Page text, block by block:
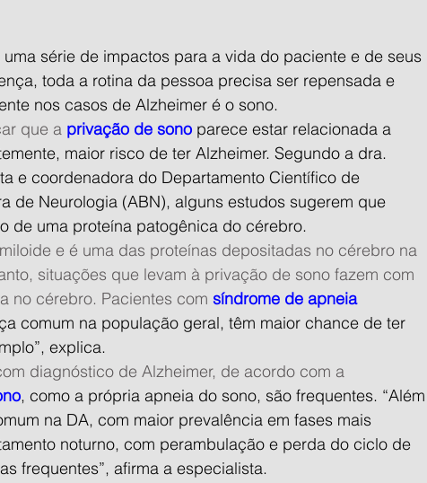
série de impactos para a vida do paciente e de seus
toda a rotina da pessoa precisa ser repensada e
nos casos de Alzheimer é o sono.
que a privação de sono parece estar relacionada a
maior risco de ter Alzheimer. Segundo a dra.
e coordenadora do Departamento Científico de
de Neurologia (ABN), alguns estudos sugerem que
de uma proteína patogênica do cérebro.
e é uma das proteínas depositadas no cérebro na
situações que levam à privação de sono fazem com
no cérebro. Pacientes com síndrome de apneia
comum na população geral, têm maior chance de ter
explica.
diagnóstico de Alzheimer, de acordo com a
, como a própria apneia do sono, são frequentes. “Além
na DA, com maior prevalência em fases mais
noturno, com perambulação e perda do ciclo de
frequentes”, afirma a especialista.